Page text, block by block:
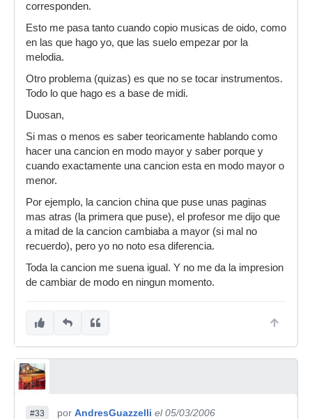
corresponden.
Esto me pasa tanto cuando copio musicas de oido, como
en las que hago yo, que las suelo empezar por la
melodia.
Otro problema (quizas) es que no se tocar instrumentos.
Todo lo que hago es a base de midi.
Duosan,
Si mas o menos es saber teoricamente hablando como
hacer una cancion en modo mayor y saber porque y
cuando exactamente una cancion esta en modo mayor o
menor.
Por ejemplo, la cancion china que puse unas paginas
mas atras (la primera que puse), el profesor me dijo que
a mitad de la cancion cambiaba a mayor (si mal no
recuerdo), pero yo no noto esa diferencia.
Toda la cancion me suena igual. Y no me da la impresion
de cambiar de modo en ningun momento.
#33 por AndresGuazzelli el 05/03/2006